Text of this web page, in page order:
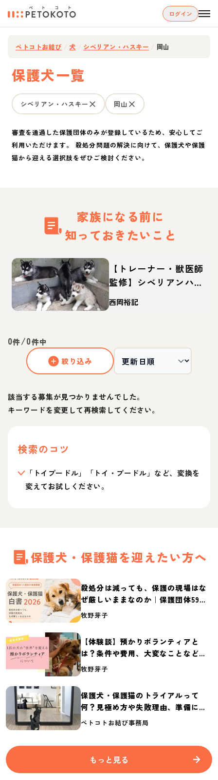
ログイン
ペトコトお結び 犬 シベリアン・ハスキー 岡山
保護犬一覧
シベリアン・ハスキー 岡山
審査を通過した保護団体のみが登録しているため、安心してご
利用いただけます。 殺処分問題の解決に向けて、保護犬や保護
猫から迎える選択肢をぜひご検討ください。
家族になる前に
知っておきたいこと
【トレーナー・獣医師
監修】シベリアンハス
キーってどんな犬？性
格・特徴・育て方・迎
西岡裕記
0件/0件中
絞り込み
該当する募集が見つかりませんでした。
キーワードを変更して再検索してください。
検索のコツ
「トイプードル」「トイ・プードル」など、変換を
変えてお試しください。
保護犬・保護猫を迎えたい方へ
殺処分は減っても、保護の現場はな
ぜ厳しいままなのか｜保護団体59団
体の実態調査【保護犬・保護猫白書
牧野芽子
【体験談】預かりボランティアと
は？条件や費用、大変なことなど紹
介
牧野芽子
保護犬・保護猫のトライアルって
何？見極め方や失敗理由、準備に必
要なものを紹介
ペトコトお結び事務局
もっと見る